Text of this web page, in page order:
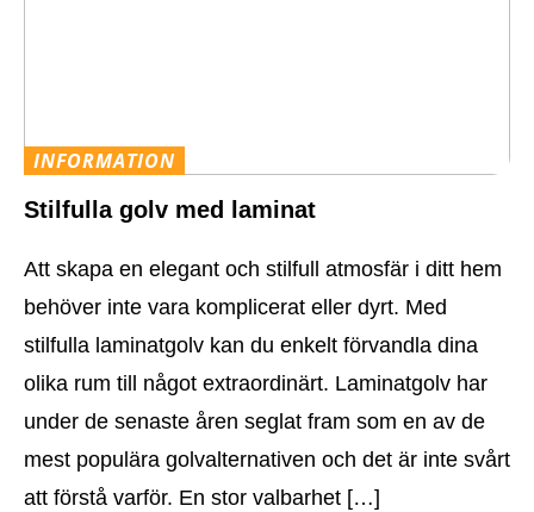
INFORMATION
Stilfulla golv med laminat
Att skapa en elegant och stilfull atmosfär i ditt hem
behöver inte vara komplicerat eller dyrt. Med
stilfulla laminatgolv kan du enkelt förvandla dina
olika rum till något extraordinärt. Laminatgolv har
under de senaste åren seglat fram som en av de
mest populära golvalternativen och det är inte svårt
att förstå varför. En stor valbarhet […]